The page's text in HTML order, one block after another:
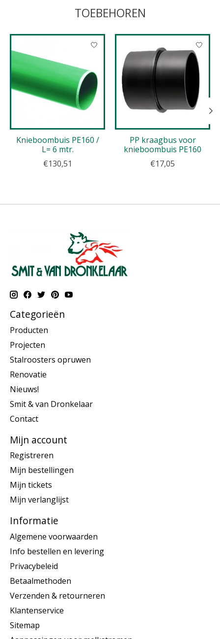
TOEBEHOREN
Items van productcarrousel
Knieboombuis PE160 /
L= 6 mtr.
€130,51
PP kraagbus voor
knieboombuis PE160
€17,05
Categorieën
Producten
Projecten
Stalroosters opruwen
Renovatie
Nieuws!
Smit & van Dronkelaar
Contact
Mijn account
Registreren
Mijn bestellingen
Mijn tickets
Mijn verlanglijst
Informatie
Algemene voorwaarden
Info bestellen en levering
Privacybeleid
Betaalmethoden
Verzenden & retourneren
Klantenservice
Sitemap